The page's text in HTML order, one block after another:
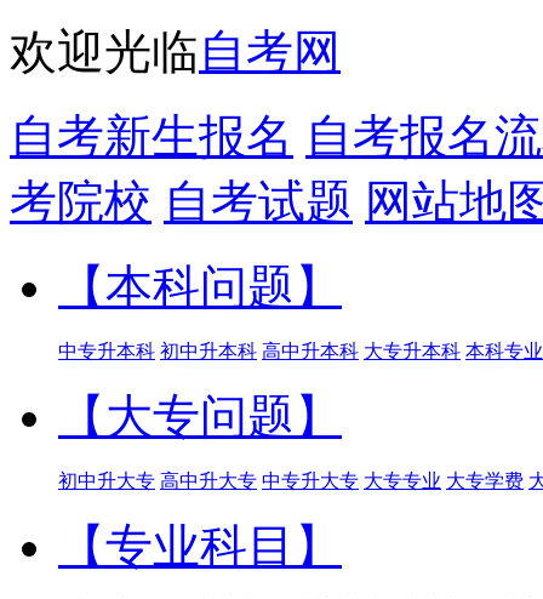
欢迎光临自考网
自考新生报名 自考报名
考院校 自考试题 网站地
【本科问题】
中专升本科 初中升本科 高中升本科 大专升本科 本科专业
【大专问题】
初中升大专 高中升大专 中专升大专 大专专业 大专学费
【专业科目】